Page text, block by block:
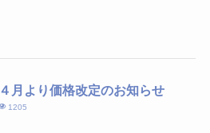
４月より価格改定のお知らせ
1205